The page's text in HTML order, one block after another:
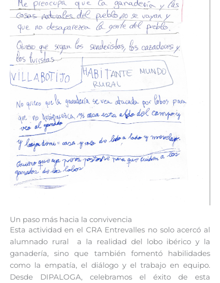
Un paso más hacia la convivencia
Esta actividad en el CRA Entrevalles no solo acercó al
alumnado rural a la realidad del lobo ibérico y la
ganadería, sino que también fomentó habilidades
como la empatía, el diálogo y el trabajo en equipo.
Desde DIPALOGA, celebramos el éxito de esta